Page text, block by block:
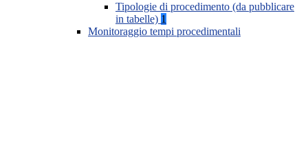
Tipologie di procedimento (da pubblicare
in tabelle) 1
Monitoraggio tempi procedimentali